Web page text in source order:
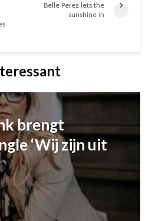
Belle Perez lets the
sunshine in
brengt
‘Wij zijn uit